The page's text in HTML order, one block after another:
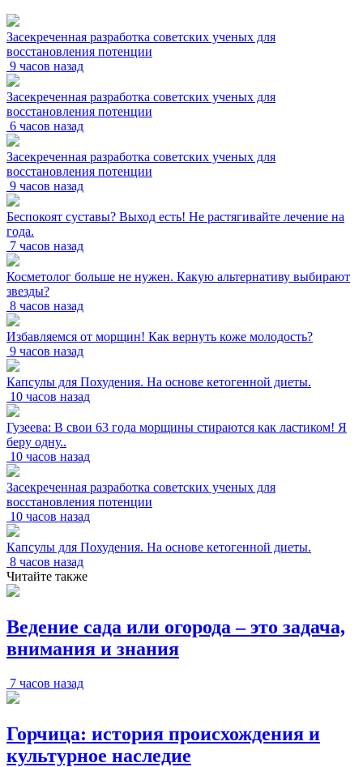
Засекреченная разработка советских ученых для
восстановления потенции
9 часов назад
Засекреченная разработка советских ученых для
восстановления потенции
6 часов назад
Засекреченная разработка советских ученых для
восстановления потенции
9 часов назад
Беспокоят суставы? Выход есть! Не растягивайте лечение на
года.
7 часов назад
Косметолог больше не нужен. Какую альтернативу выбирают
звезды?
8 часов назад
Избавляемся от морщин! Как вернуть коже молодость?
9 часов назад
Капсулы для Похудения. На основе кетогенной диеты.
10 часов назад
Гузеева: В свои 63 года морщины стираются как ластиком! Я
беру одну..
10 часов назад
Засекреченная разработка советских ученых для
восстановления потенции
10 часов назад
Капсулы для Похудения. На основе кетогенной диеты.
8 часов назад
Читайте также
Ведение сада или огорода – это задача,
внимания и знания
7 часов назад
Горчица: история происхождения и
культурное наследие